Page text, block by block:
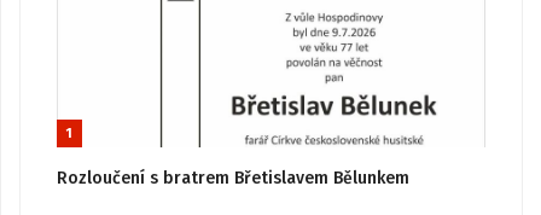
1
Rozloučení s bratrem Břetislavem Bělunkem